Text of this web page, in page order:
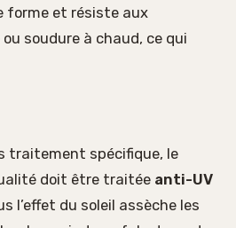
forme et résiste aux
soudure à chaud, ce qui
traitement spécifique, le
doit être traitée anti-UV
l’effet du soleil assèche les